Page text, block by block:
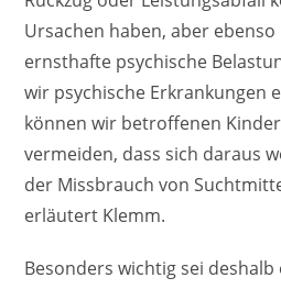
Ursachen haben, aber
ernsthafte psychische
wir psychische Erkrankungen
können wir betroffenen
vermeiden, dass sich daraus
der Missbrauch von
erläutert Klemm.
Besonders wichtig sei deshalb